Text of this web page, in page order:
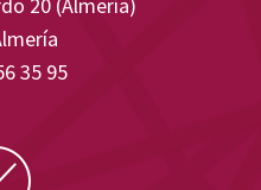
20 (Almería)
35 95